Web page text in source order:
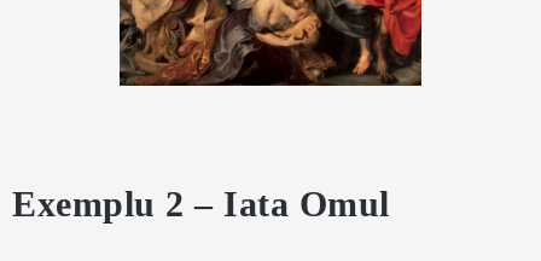
Exemplu 2 – Iata Omul